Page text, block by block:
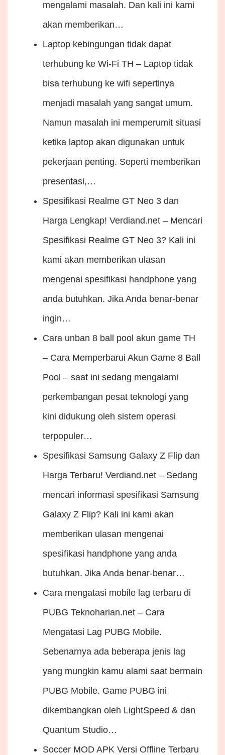
mengalami masalah. Dan kali ini kami
akan memberikan…
Laptop kebingungan tidak dapat
terhubung ke Wi-Fi TH – Laptop tidak
bisa terhubung ke wifi sepertinya
menjadi masalah yang sangat umum.
Namun masalah ini memperumit situasi
ketika laptop akan digunakan untuk
pekerjaan penting. Seperti memberikan
presentasi,…
Spesifikasi Realme GT Neo 3 dan
Harga Lengkap! Verdiand.net – Mencari
Spesifikasi Realme GT Neo 3? Kali ini
kami akan memberikan ulasan
mengenai spesifikasi handphone yang
anda butuhkan. Jika Anda benar-benar
ingin…
Cara unban 8 ball pool akun game TH
– Cara Memperbarui Akun Game 8 Ball
Pool – saat ini sedang mengalami
perkembangan pesat teknologi yang
kini didukung oleh sistem operasi
terpopuler…
Spesifikasi Samsung Galaxy Z Flip dan
Harga Terbaru! Verdiand.net – Sedang
mencari informasi spesifikasi Samsung
Galaxy Z Flip? Kali ini kami akan
memberikan ulasan mengenai
spesifikasi handphone yang anda
butuhkan. Jika Anda benar-benar…
Cara mengatasi mobile lag terbaru di
PUBG Teknoharian.net – Cara
Mengatasi Lag PUBG Mobile.
Sebenarnya ada beberapa jenis lag
yang mungkin kamu alami saat bermain
PUBG Mobile. Game PUBG ini
dikembangkan oleh LightSpeed​​​​​​​​​​ & dan
Quantum Studio…
Soccer MOD APK Versi Offline Terbaru